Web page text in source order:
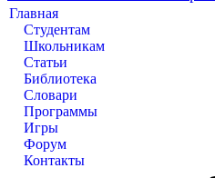
Главная
Студентам
Школьникам
Статьи
Библиотека
Словари
Программы
Игры
Форум
Контакты